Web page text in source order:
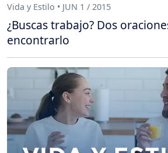
Vida y Estilo • JUN 1 / 2015
¿Buscas trabajo? Dos
encontrarlo